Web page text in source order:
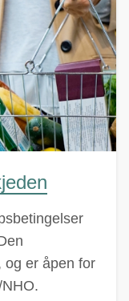
og er åpen for